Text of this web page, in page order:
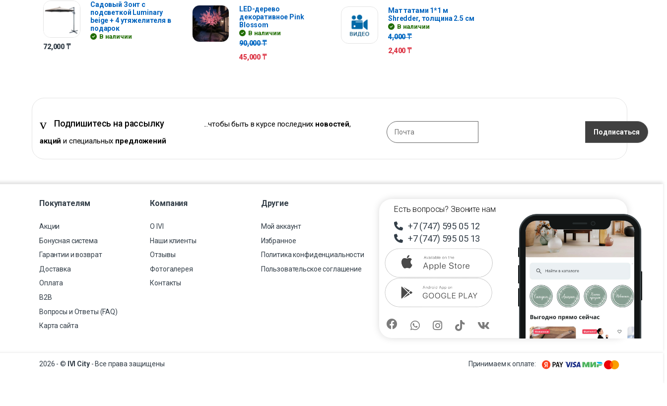
Садовый Зонт с
подсветкой Luminary
beige + 4 утяжелителя в
подарок
В наличии
72,000 ₸
LED-дерево
декоративное Pink
Blossom
В наличии
90,000₸
45,000 ₸
Мат татами 1*1 м
Shredder, толщина 2.5 см
В наличии
4,000₸
2,400 ₸
Подпишитесь на рассылку ...чтобы быть в курсе последних новостей,
акций и специальных предложений
Подписаться
Покупателям
Акции
Бонусная система
Гарантии и возврат
Доставка
Оплата
B2B
Вопросы и Ответы (FAQ)
Карта сайта
Компания
О IVI
Наши клиенты
Отзывы
Фотогалерея
Контакты
Другие
Мой аккаунт
Избранное
Политика конфиденциальности
Пользовательское соглашение
Есть вопросы? Звоните нам
+7 (747) 595 05 12
+7 (747) 595 05 13
2026 - © IVI City- Все права защищены Принимаем к оплате: